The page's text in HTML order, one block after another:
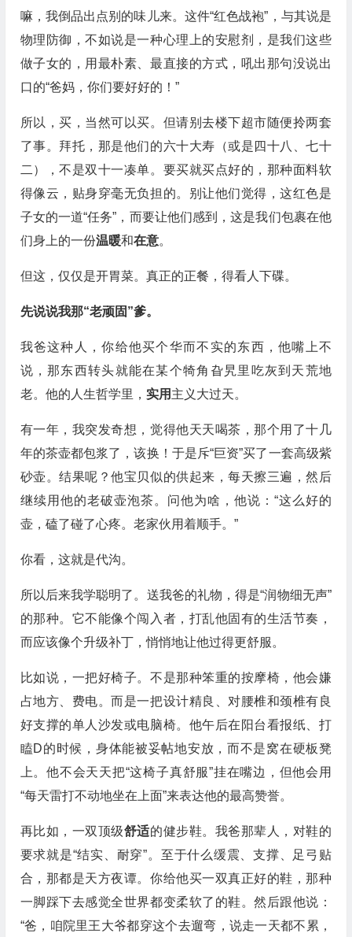
嘛，我倒品出点别的味儿来。这件“红色战袍”，与其说是
物理防御，不如说是一种心理上的安慰剂，是我们这些
做子女的，用最朴素、最直接的方式，吼出那句没说出
口的“爸妈，你们要好好的！”
所以，买，当然可以买。但请别去楼下超市随便拎两套
了事。拜托，那是他们的六十大寿（或是四十八、七十
二），不是双十一凑单。要买就买点好的，那种面料软
得像云，贴身穿毫无负担的。别让他们觉得，这红色是
子女的一道“任务”，而要让他们感到，这是我们包裹在他
们身上的一份温暖和在意。
但这，仅仅是开胃菜。真正的正餐，得看人下碟。
先说说我那“老顽固”爹。
我爸这种人，你给他买个华而不实的东西，他嘴上不
说，那东西转头就能在某个犄角旮旯里吃灰到天荒地
老。他的人生哲学里， 实用 主义大过天。
有一年，我突发奇想，觉得他天天喝茶，那个用了十几
年的茶壶都包浆了，该换！于是斥“巨资”买了一套高级紫
砂壶。结果呢？他宝贝似的供起来，每天擦三遍，然后
继续用他的老破壶泡茶。问他为啥，他说：“这么好的
壶，磕了碰了心疼。老家伙用着顺手。”
你看，这就是代沟。
所以后来我学聪明了。送我爸的礼物，得是“润物细无声”
的那种。它不能像个闯入者，打乱他固有的生活节奏，
而应该像个升级补丁，悄悄地让他过得更舒服。
比如说，一把好椅子。不是那种笨重的按摩椅，他会嫌
占地方、费电。而是一把设计精良、对腰椎和颈椎有良
好支撑的单人沙发或电脑椅。他午后在阳台看报纸、打
瞌D的时候，身体能被妥帖地安放，而不是窝在硬板凳
上。他不会天天把“这椅子真舒服”挂在嘴边，但他会用
“每天雷打不动地坐在上面”来表达他的最高赞誉。
再比如，一双顶级舒适的健步鞋。我爸那辈人，对鞋的
要求就是“结实、耐穿”。至于什么缓震、支撑、足弓贴
合，那都是天方夜谭。你给他买一双真正好的鞋，那种
一脚踩下去感觉全世界都变柔软了的鞋。然后跟他说：
“爸，咱院里王大爷都穿这个去遛弯，说走一天都不累，